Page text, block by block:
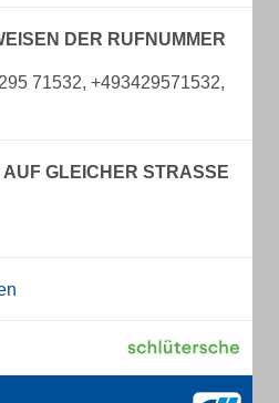
DER RUFNUMMER
71532, +493429571532,
GLEICHER STRASSE